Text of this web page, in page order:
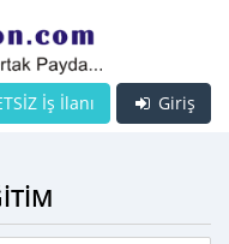
Giriş
İş İlanı